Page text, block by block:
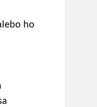
ho